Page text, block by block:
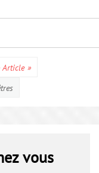
Article »
vous